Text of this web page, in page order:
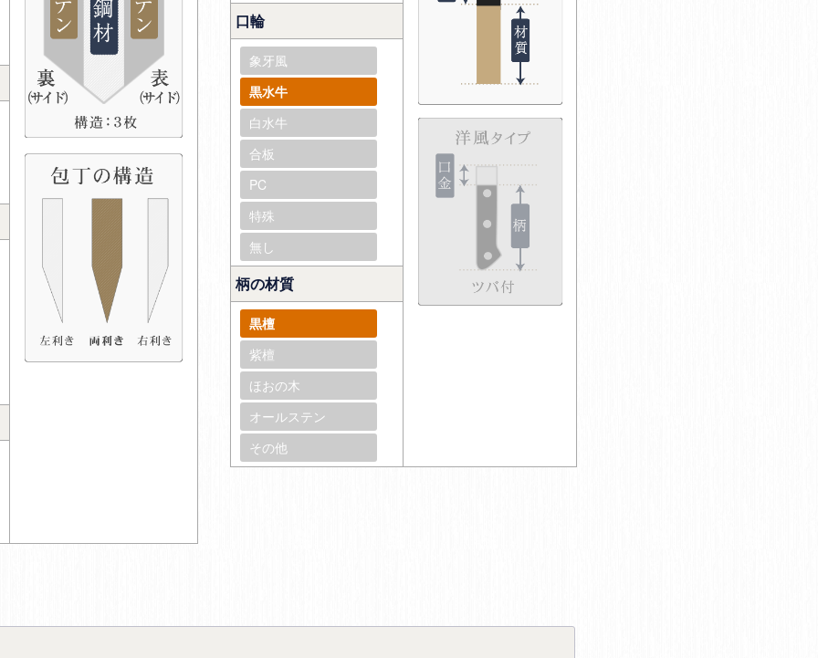
口輪
象牙風
黒水牛
白水牛
合板
PC
特殊
無し
柄の材質
黒檀
紫檀
ほおの木
オールステン
その他